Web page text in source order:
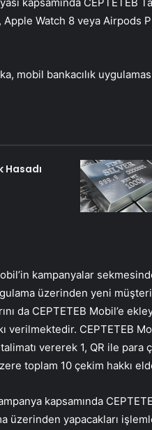
Watch 8 veya Airpods
mobil bankacılık
Hasadı
kampanyalar
üzerinden yeni
da CEPTETEB Mobil’e
verilmektedir. CEPTETEB
vererek 1, QR ile para
toplam 10 çekim hakkı
kapsamında
üzerinden yapacakları